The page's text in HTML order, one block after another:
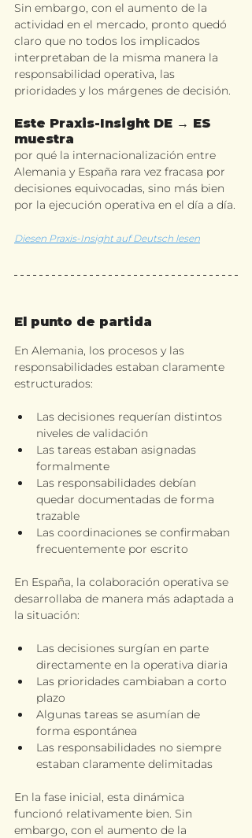
Sin embargo, con el aumento de la
actividad en el mercado, pronto quedó
claro que no todos los implicados
interpretaban de la misma manera la
responsabilidad operativa, las
prioridades y los márgenes de decisión.
Este Praxis-Insight DE → ES
muestra
por qué la internacionalización entre
Alemania y España rara vez fracasa por
decisiones equivocadas, sino más bien
por la ejecución operativa en el día a día.
Diesen Praxis-Insight auf Deutsch lesen
El punto de partida
En Alemania, los procesos y las
responsabilidades estaban claramente
estructurados:
Las decisiones requerían distintos
niveles de validación
Las tareas estaban asignadas
formalmente
Las responsabilidades debían
quedar documentadas de forma
trazable
Las coordinaciones se confirmaban
frecuentemente por escrito
En España, la colaboración operativa se
desarrollaba de manera más adaptada a
la situación:
Las decisiones surgían en parte
directamente en la operativa diaria
Las prioridades cambiaban a corto
plazo
Algunas tareas se asumían de
forma espontánea
Las responsabilidades no siempre
estaban claramente delimitadas
En la fase inicial, esta dinámica
funcionó relativamente bien. Sin
embargo, con el aumento de la